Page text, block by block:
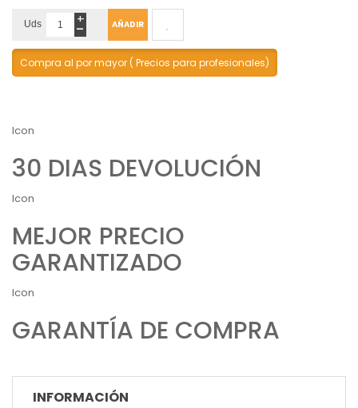
Uds +
- AÑADIR
Compra al por mayor ( Precios para profesionales)
Icon
30 DIAS DEVOLUCIÓN
Icon
MEJOR PRECIO
GARANTIZADO
Icon
GARANTÍA DE COMPRA
INFORMACIÓN